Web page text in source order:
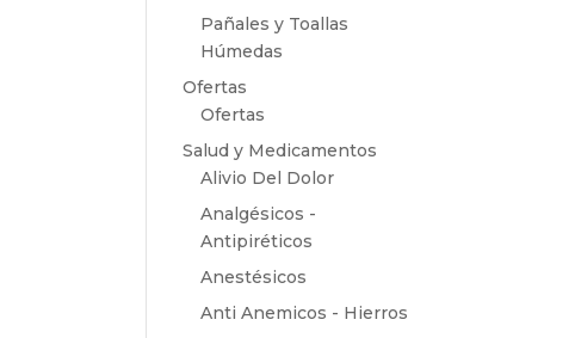
Pañales y Toallas
Húmedas
Ofertas
Ofertas
Salud y Medicamentos
Alivio Del Dolor
Analgésicos -
Antipiréticos
Anestésicos
Anti Anemicos - Hierros